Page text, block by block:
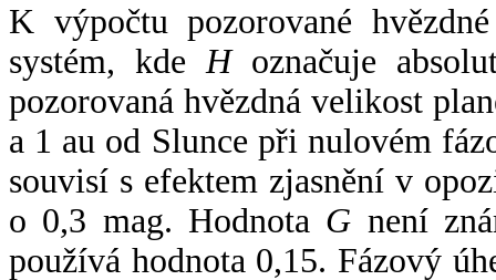
K výpočtu pozorované
systém, kde Hoznačuje
pozorovaná hvězdná velikost
a 1 au od Slunce při nulovém
souvisí s efektem zjasnění v
o 0,3 mag. Hodnota G není
používá hodnota 0,15. Fázový